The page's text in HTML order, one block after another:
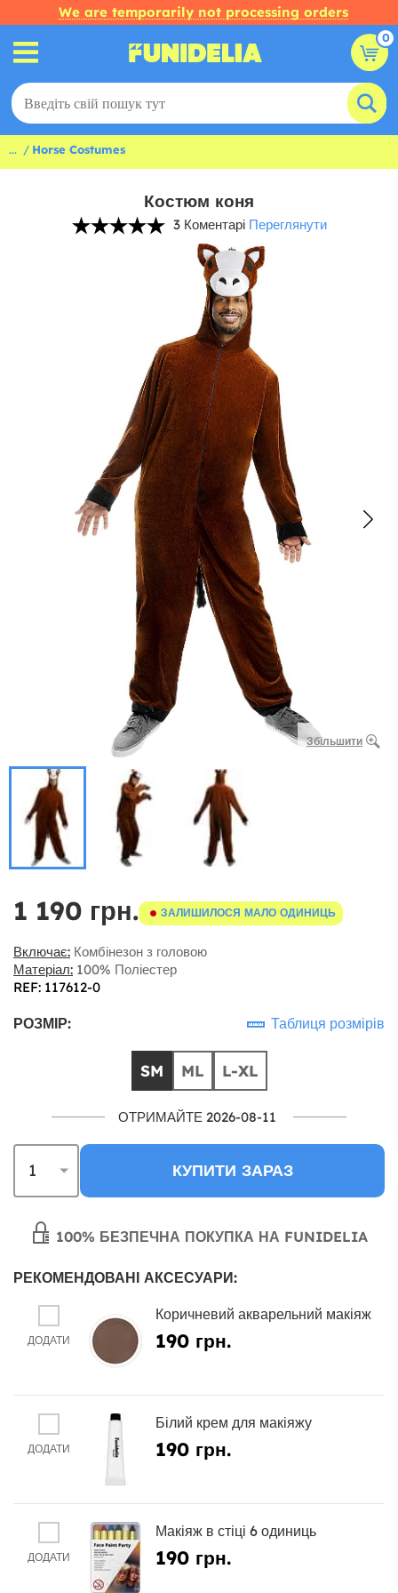
We are temporarily not processing orders
0
... Horse Costumes
Костюм коня
3 Коментарі Переглянути
Збільшити
1 190 грн. ЗАЛИШИЛОСЯ МАЛО ОДИНИЦЬ
Включає: Комбінезон з головою
Матеріал: 100% Поліестер
REF: 117612-0
РОЗМІР: Таблиця розмірів
SM ML L-XL
ОТРИМАЙТЕ 2026-08-11
КУПИТИ ЗАРАЗ
100% БЕЗПЕЧНА ПОКУПКА НА FUNIDELIA
РЕКОМЕНДОВАНІ АКСЕСУАРИ:
ДОДАТИ
Коричневий акварельний макіяж
190 грн.
ДОДАТИ
Білий крем для макіяжу
190 грн.
ДОДАТИ
Макіяж в стіці 6 одиниць
190 грн.